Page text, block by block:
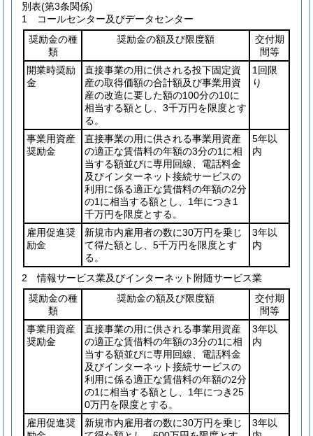
別表(第3条関係)
1 コールセンター及びデータセンター
奨励金の種
類
奨励金の額及び限度額
交付期
間等
開業時奨励
金
直接事業の用に供される投下固定資
産の取得価額の合計額及び事業用資
産の改造に要した額の100分の10に
相当する額とし、3千万円を限度とす
る。
1回限
り
事業用資産
奨励金
直接事業の用に供される事業用資産
の適正な賃借料の年額の3分の1に相
当する額並びに専用回線、電話料金
及びインターネット接続サービスの
利用に係る適正な賃借料の年額の2分
の1に相当する額とし、1年につき1
千万円を限度とする。
5年以
内
雇用促進奨
励金
新規市内雇用者の数に30万円を乗じ
て得た額とし、5千万円を限度とす
る。
3年以
内
2 情報サービス業及びインターネット附随サービス業
奨励金の種
類
奨励金の額及び限度額
交付期
間等
事業用資産
奨励金
直接事業の用に供される事業用資産
の適正な賃借料の年額の3分の1に相
当する額並びに専用回線、電話料金
及びインターネット接続サービスの
利用に係る適正な賃借料の年額の2分
の1に相当する額とし、1年につき25
0万円を限度とする。
3年以
内
雇用促進奨
新規市内雇用者の数に30万円を乗じ
3年以